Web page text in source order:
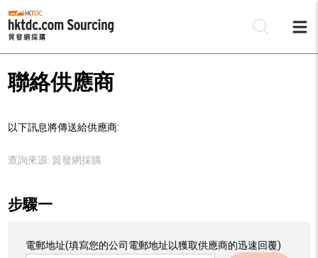
聯絡供應商
以下訊息將傳送給供應商:
查詢來源: 貿發網採購
步驟一
電郵地址(填寫您的公司電郵地址以獲取供應商的迅速回覆)